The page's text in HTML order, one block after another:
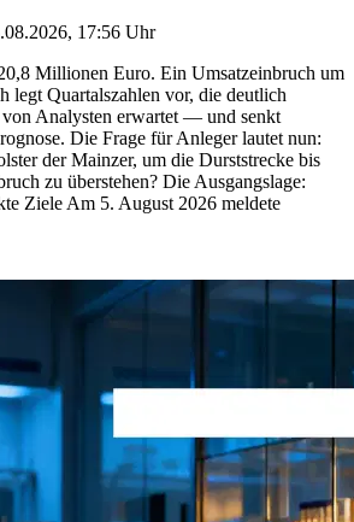
17:56 Uhr
Millionen Euro. Ein Umsatzeinbruch um
legt Quartalszahlen vor, die deutlich
von Analysten erwartet — und senkt
Die Frage für Anleger lautet nun:
der Mainzer, um die Durststrecke bis
zu überstehen? Die Ausgangslage:
Ziele Am 5. August 2026 meldete